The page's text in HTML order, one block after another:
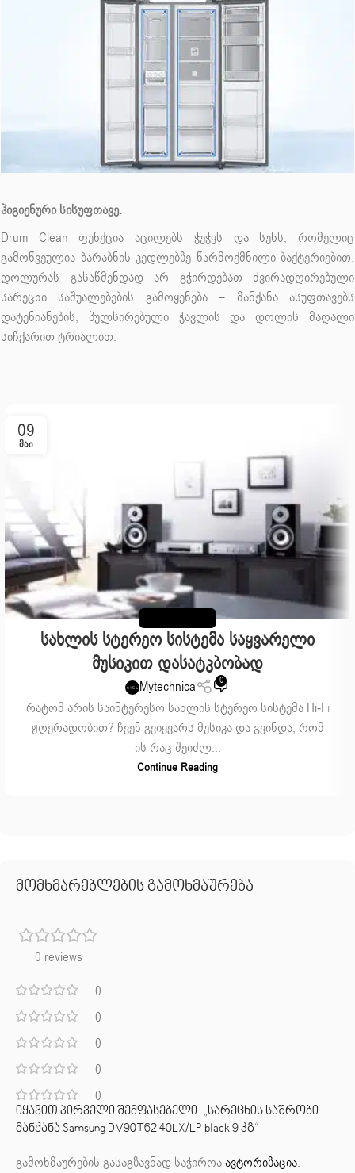
ჰიგიენური სისუფთავე.
Drum Clean ფუნქცია აცილებს ჭუჭყს და სუნს, რომელიც
გამოწვეულია ბარაბნის კედლებზე წარმოქმნილი ბაქტერიებით.
დოლურას გასაწმენდად არ გჭირდებათ ძვირადღირებული
სარეცხი საშუალებების გამოყენება – მანქანა ასუფთავებს
დატენიანების, პულსირებული ჭავლის და დოლის მაღალი
სიჩქარით ტრიალით.
09
ᲛᲐᲘ
Სახლის Სტერეო Სისტემა Საყვარელი
Მუსიკით Დასატკბობად
Mytechnica 0
რატომ არის საინტერესო სახლის სტერეო სისტემა Hi-Fi
ჟღერადობით? ჩვენ გვიყვარს მუსიკა და გვინდა, რომ
ის რაც შეიძლ...
Continue Reading
მომხმარებლების გამოხმაურება
0 reviews
0
0
0
0
0
იყავით პირველი შემფასებელი: „სარეცხის საშრობი
მანქანა Samsung DV90T62 40LX/LP black 9 კგ“
გამოხმაურების გასაგზავნად საჭიროაავტორიზაცია.